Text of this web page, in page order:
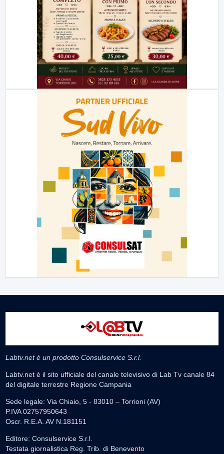
Labtv.net è un prodotto Consulservice S.r.l.
Labtv.net è il sito ufficiale del canale televisivo di Lab Tv canale 84
del digitale terrestre Regione Campania
Sede legale: Via Chiaio, 5 - 83010 – Torrioni (AV)
P.IVA 02757950643
Oscr. R.E.A. AV N.181151
Editore: Consulservice S.r.l.
Testata giornalistica Reg. Trib. di Benevento